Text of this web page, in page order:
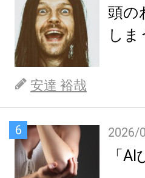
頭の
しま
安達 裕哉
6 2026/
「